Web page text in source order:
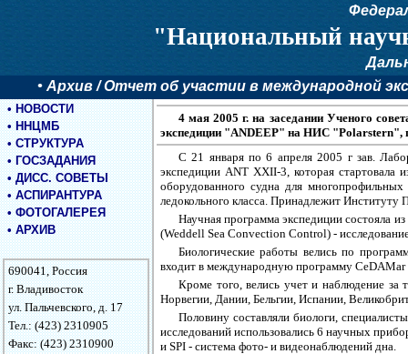
"Национальный
• Архив / Отчет об участии в международной
•НОВОСТИ
•ННЦМБ
•СТРУКТУРА
•ГОСЗАДАНИЯ
•ДИСС. СОВЕТЫ
•АСПИРАНТУРА
•ФОТОГАЛЕРЕЯ
•АРХИВ
690041, Россия
г. Владивосток
ул. Пальчевского, д. 17
Тел.: (423) 2310905
Факс: (423) 2310900
4 мая 2005 г. на заседании Ученого
экспедиции "ANDEEP" на НИС "Polarstern",
С 21 января по 6 апреля 2005 г зав.
экспедиции ANT XXII-3, которая
оборудованного судна для
ледокольного класса. Принадлежит
Научная программа экспедиции состояла
(Weddell Sea Convection Control) -
Биологические работы велись по
входит в международную программу
Кроме того, велись учет и наблюдение
Норвегии, Дании, Бельгии, Испании,
Половину составляли биологи,
исследований использовались 6 научных
и SPI - система фото- и видеонаблюдений дна.